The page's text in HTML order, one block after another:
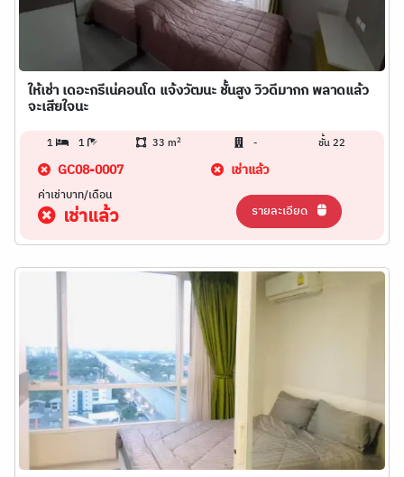
ให้เช่า เดอะกรีเน่คอนโด แจ้งวัฒนะ ชั้นสูง วิวดีมากก พลาดแล้ว
จะเสียใจนะ
1 1 33 m2 - ชั้น 22
GC08-0007 เช่าแล้ว
ค่าเช่าบาท/เดือน
เช่าแล้ว รายละเอียด